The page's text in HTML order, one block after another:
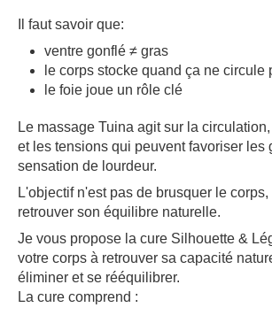
Il faut savoir que:
ventre gonflé ≠ gras
le corps stocke quand ça ne circule
le foie joue un rôle clé
Le massage Tuina agit sur la
et les tensions qui peuvent favoriser les
sensation de lourdeur.
L'objectif n'est pas de brusquer le
retrouver son équilibre naturelle.
Je vous propose la cure Silhouette &
votre corps à retrouver sa capacité
éliminer et se rééquilibrer.
La cure comprend :